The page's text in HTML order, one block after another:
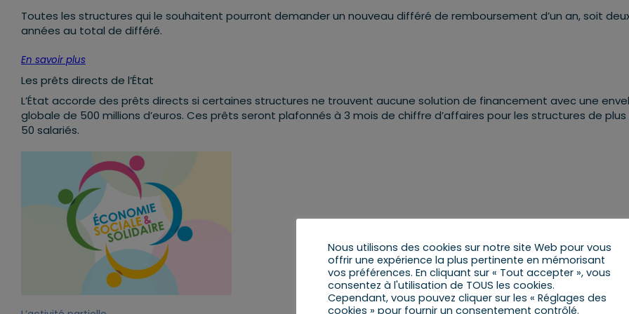
Toutes les structures qui le souhaitent pourront demander un nouveau différé de remboursement d’un an, soit
années au total de différé.
En savoir plus
Les prêts directs de l’État
L’État accorde des prêts directs si certaines structures ne trouvent aucune solution de financement avec une
globale de 500 millions d’euros. Ces prêts seront plafonnés à 3 mois de chiffre d’affaires pour les structures de plus
50 salariés.
Nous utilisons des cookies sur notre site Web pour vous
offrir une expérience la plus pertinente en mémorisant
vos préférences. En cliquant sur « Tout accepter », vous
consentez à l'utilisation de TOUS les cookies.
Cependant, vous pouvez cliquer sur les « Réglages des
cookies » pour fournir un consentement contrôlé.